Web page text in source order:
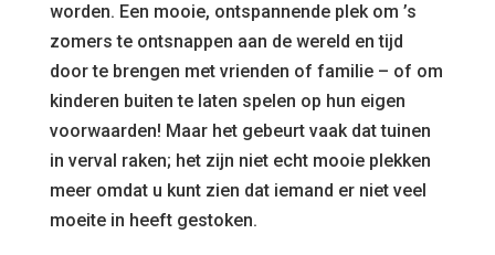
worden. Een mooie, ontspannende plek om ’s
zomers te ontsnappen aan de wereld en tijd
door te brengen met vrienden of familie – of om
kinderen buiten te laten spelen op hun eigen
voorwaarden! Maar het gebeurt vaak dat tuinen
in verval raken; het zijn niet echt mooie plekken
meer omdat u kunt zien dat iemand er niet veel
moeite in heeft gestoken.